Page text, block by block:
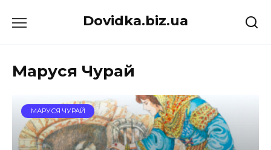
до
Dovidka.biz.ua
Маруся Чурай
МАРУСЯ ЧУРАЙ